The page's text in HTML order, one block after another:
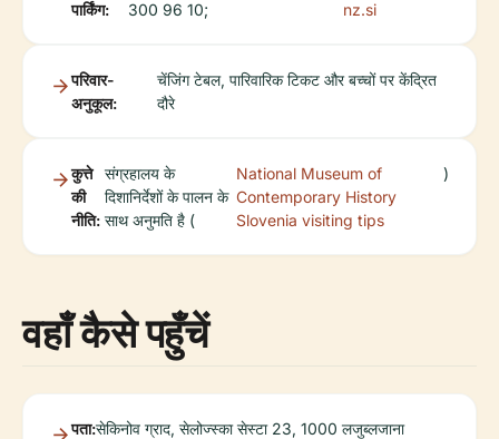
पार्किंग: 300 96 10; nz.si
परिवार-
अनुकूल:
चेंजिंग टेबल, पारिवारिक टिकट और बच्चों पर केंद्रित
दौरे
कुत्ते
की
नीति:
संग्रहालय के
दिशानिर्देशों के पालन के
साथ अनुमति है (
National Museum of
Contemporary History
Slovenia visiting tips
)
वहाँ कैसे पहुँचें
पता:सेकिनोव ग्राद, सेलोज्स्का सेस्टा 23, 1000 लजुब्लजाना